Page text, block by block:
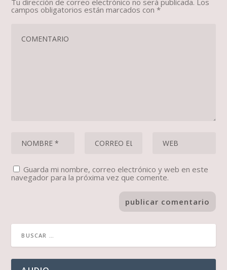
Tu dirección de correo electrónico no será publicada. Los
campos obligatorios están marcados con*
Guarda mi nombre, correo electrónico y web en este
navegador para la próxima vez que comente.